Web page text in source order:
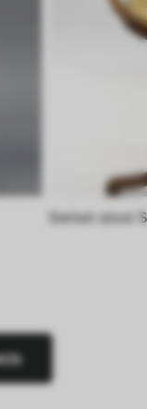
Swivel stool